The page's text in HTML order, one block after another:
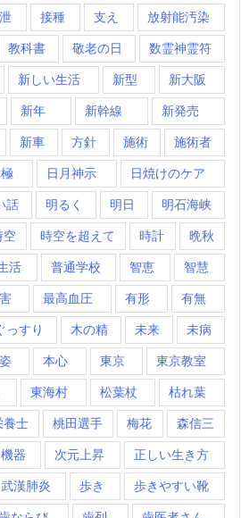
接種 支え 放射能汚染
教科書 敬老の日 数霊神霊符
新しい生活 新型 新大阪
新年 新幹線 新発売
新車 方針 施術 施術者
日月神示 日焼けのケア
話 明るく 明日 明石海峡
空 時空を超えて 時計 晩秋
活 普通学校 智恵 智慧
最高血圧 有形 有無
っすり 木の精 未来 未病
本心 東京 東京教室
東海村 松葉杖 枯れ葉
養士 桃田選手 梅花 森信三
機器 次元上昇 正しい生き方
武漢肺炎 歩き 歩きやすい靴